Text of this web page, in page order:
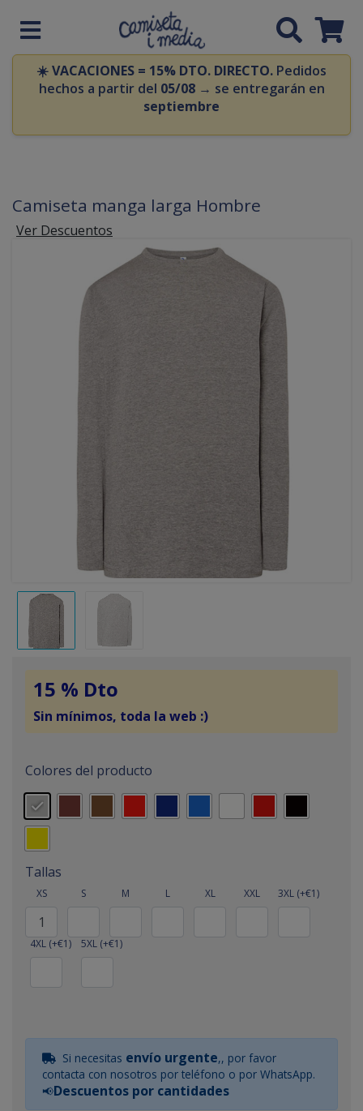
☀️VACACIONES = 15% DTO. DIRECTO. Pedidos
hechos a partir del 05/08→ se entregarán en
septiembre
Camiseta manga larga Hombre
Ver Descuentos
15 % Dto
Sin mínimos, toda la web :)
Colores del producto
Tallas
XS S M L XL XXL 3XL (+€1)
4XL (+€1) 5XL (+€1)
Si necesitas envío urgente,, por favor
contacta con nosotros por teléfono o por WhatsApp.
📢Descuentos por cantidades